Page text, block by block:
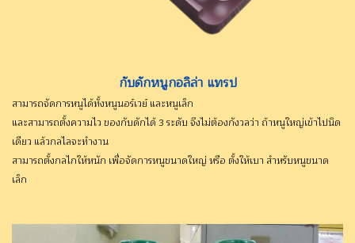
กับดักหนูกอลิล่า แทรป
สามารถจัดการหนูได้ทั้งหนูนอร์เวย์ และหนูเล็ก
และสามารถตั้งความไว ของกับดักได้ 3 ระดับ จึงไม่ต้องกังวลว่า ถ้าหนูใหญ่เข้าไปนิด
เดียว แล้วกลไลจะทำงาน
สามารถตั้งกลไกให้หนัก เพื่อจัดการหนูขนาดใหญ่ หรือ ตั้งให้เบา สำหรับหนูขนาด
เล็ก